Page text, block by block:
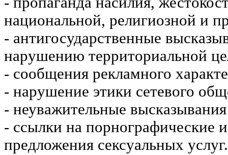
национальной, религиозной и
- антигосударственные
нарушению территориальной
- сообщения рекламного
- нарушение этики сетевого
- неуважительные
- ссылки на порнографические
предложения сексуальных услуг.